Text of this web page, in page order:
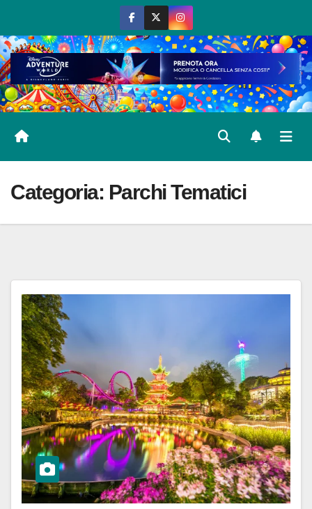
al
contenuto
Categoria: Parchi Tematici